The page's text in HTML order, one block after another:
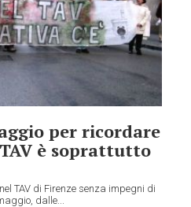
per ricordare
è soprattutto
TAV di Firenze senza impegni di
dalle...